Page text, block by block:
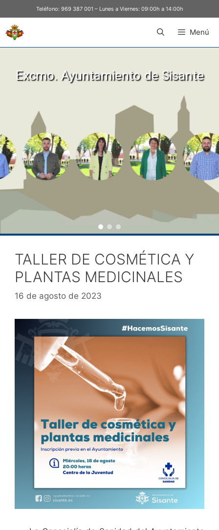
Teléfono: 969 387 001 – Lunes a Viernes: 09:00h a 14:00h
Menú
Excmo. Ayuntamiento de Sisante
TALLER DE COSMÉTICA Y
PLANTAS MEDICINALES
16 de agosto de 2023